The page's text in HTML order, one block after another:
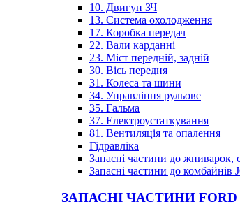
10. Двигун ЗЧ
13. Система охолодження
17. Коробка передач
22. Вали карданні
23. Міст передній, задній
30. Вісь передня
31. Колеса та шини
34. Управління рульове
35. Гальма
37. Електроустаткування
81. Вентиляція та опалення
Гідравліка
Запасні частини до жниварок,
Запасні частини до
ЗАПАСНІ ЧАСТИНИ FORD